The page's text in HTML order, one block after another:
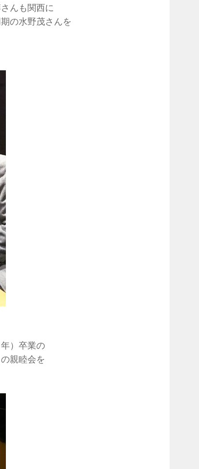
んも関西に
の水野茂さんを
）卒業の
親睦会を